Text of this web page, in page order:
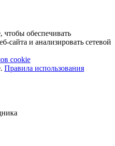
обеспечивать
сайта и анализировать сетевой
cookie
Правила использования